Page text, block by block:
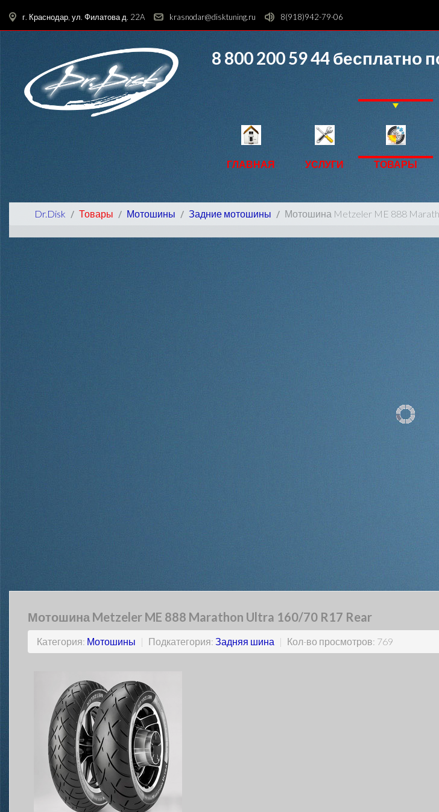
г. Краснодар, ул. Филатова д. 22A krasnodar@disktuning.ru 8(918)942-79-06
8 800 200 59 44бесплатно
ГЛАВНАЯ УСЛУГИ ТОВАРЫ
Dr.Disk Товары Мотошины Задние мотошины Мотошина Metzeler ME 888
Мотошина Metzeler ME 888 Marathon Ultra 160/70 R17 Rear
Категория: Мотошины | Подкатегория: Задняя шина | Кол-во просмотров: 769